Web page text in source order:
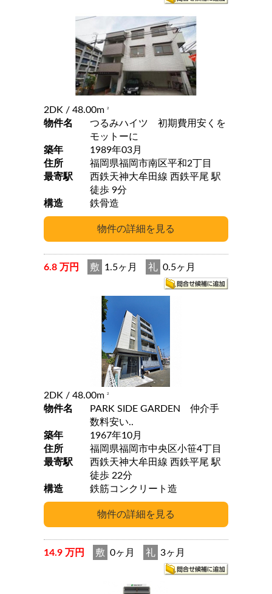
2DK / 48.00m 2
物件名
つるみハイツ 初期費用安くを
モットーに
築年
1989年03月
住所
福岡県福岡市南区平和2丁目
最寄駅
西鉄天神大牟田線 西鉄平尾 駅
徒歩 9分
構造
鉄骨造
6.8 万円 敷 1.5ヶ月 礼 0.5ヶ月
2DK / 48.00m 2
物件名
PARK SIDE GARDEN 仲介手
数料安い..
築年
1967年10月
住所
福岡県福岡市中央区小笹4丁目
最寄駅
西鉄天神大牟田線 西鉄平尾 駅
徒歩 22分
構造
鉄筋コンクリート造
14.9 万円 敷 0ヶ月 礼 3ヶ月